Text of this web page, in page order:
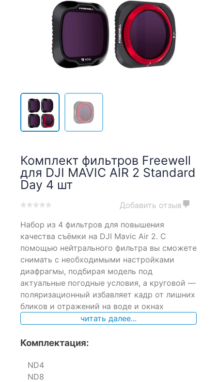
Комплект фильтров Freewell
для DJI MAVIC AIR 2 Standard
Day 4 шт
out
on
customer
ratings
Добавить отзыв
Набор из 4 фильтров для повышения
качества съёмки на DJI Mavic Air 2. С
помощью нейтрального фильтра вы сможете
снимать с необходимыми настройками
диафрагмы, подбирая модель под
актуальные погодные условия, а круговой —
поляризационный избавляет кадр от лишних
бликов и отражений на воде и окнах
читать далее...
Комплектация:
ND4
ND8